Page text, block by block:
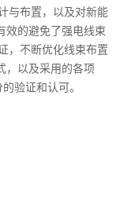
与布置，以及对新能
效的避免了强电线束
，不断优化线束布置
，以及采用的各项
验证和认可。